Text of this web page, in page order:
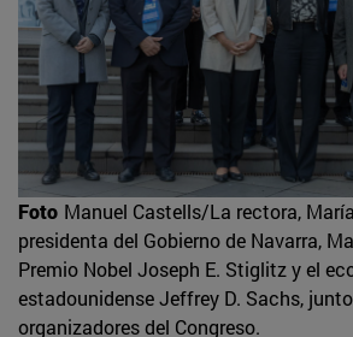
Foto Manuel Castells/La rectora,
presidenta del Gobierno de Navarra,
Premio Nobel Joseph E. Stiglitz y el
estadounidense Jeffrey D. Sachs,
organizadores del Congreso.